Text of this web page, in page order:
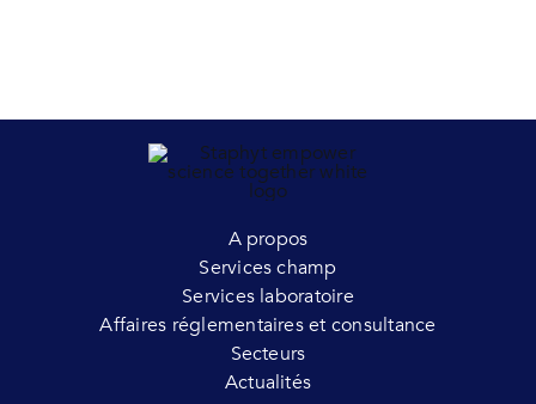
A propos
Services champ
Services laboratoire
Affaires réglementaires et consultance
Secteurs
Actualités